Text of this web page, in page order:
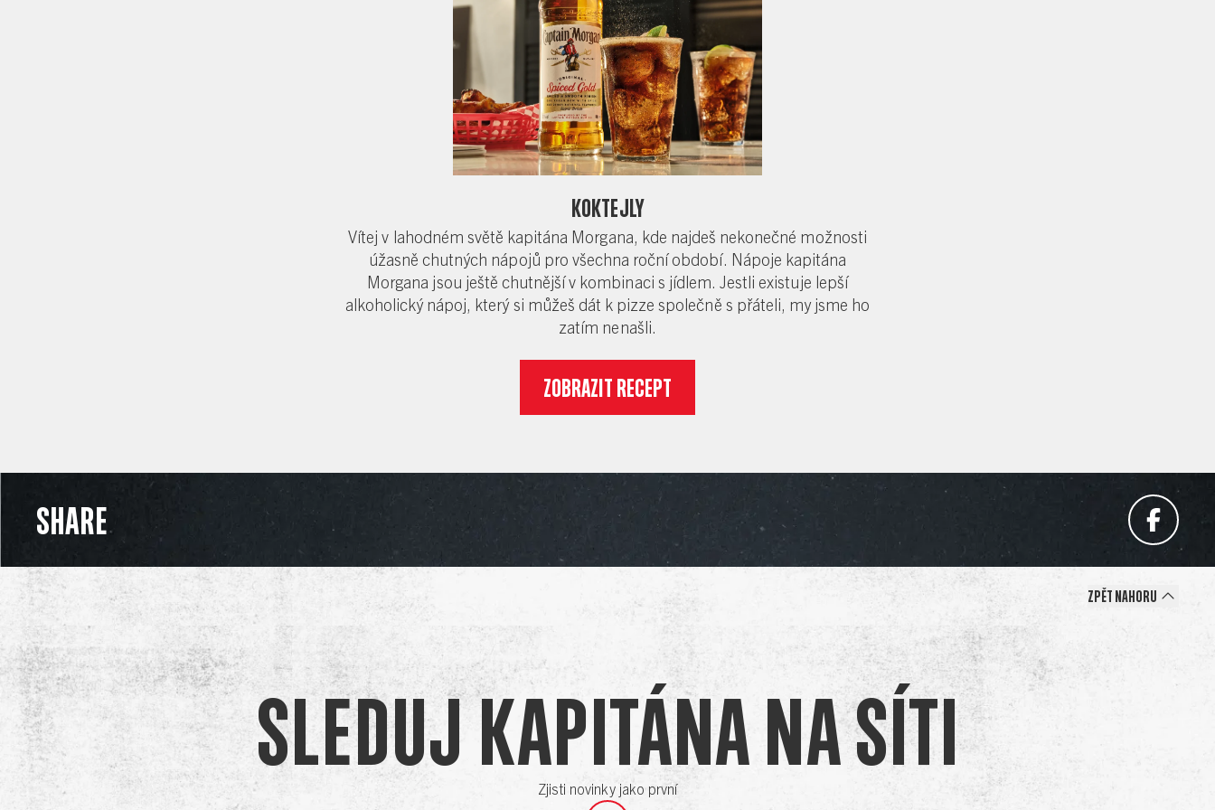
Koktejly
Vítej v lahodném světě kapitána Morgana, kde najdeš nekonečné možnosti
úžasně chutných nápojů pro všechna roční období. Nápoje kapitána
Morgana jsou ještě chutnější v kombinaci s jídlem. Jestli existuje lepší
alkoholický nápoj, který si můžeš dát k pizze společně s přáteli, my jsme ho
zatím nenašli.
ZOBRAZIT RECEPT
SHARE
ZpĚt nahoru
Sleduj Kapitána na síti
Zjisti novinky jako první